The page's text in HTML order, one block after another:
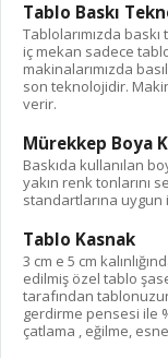
Tablo Baskı
Tablolarımızda
iç mekan sadece
makinalarımızda
son teknolojidir.
verir.
Mürekkep Boya
Baskıda kullanılan
yakın renk tonlarını
standartlarına uygun
Tablo Kasnak
3 cm e 5 cm
edilmiş özel tablo
tarafından
gerdirme pensesi ile
çatlama , eğilme,